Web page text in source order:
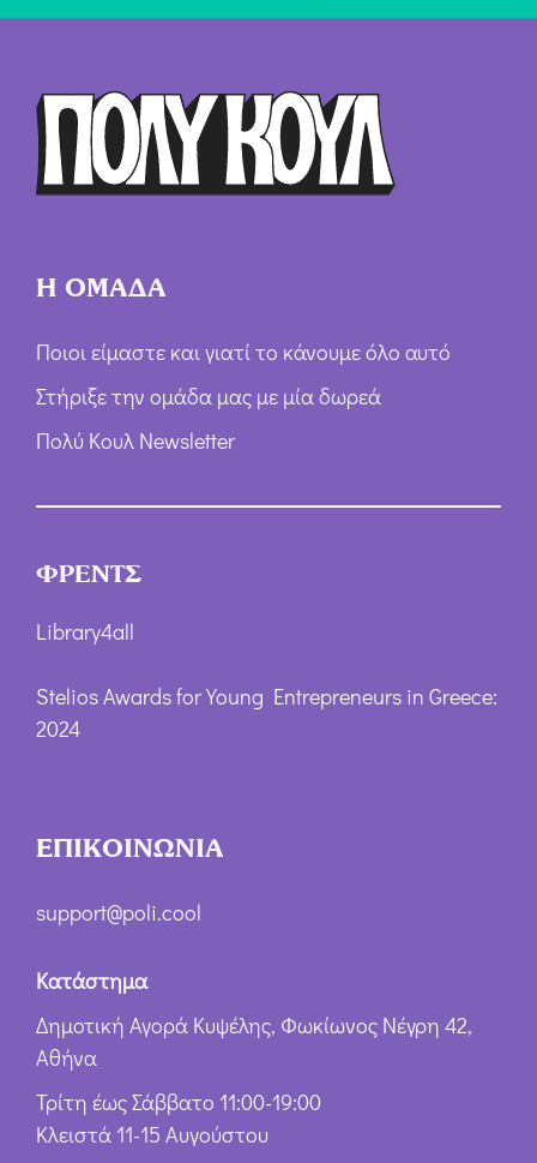
ή
Η ΟΜΑΔΑ
Ποιοι είμαστε και γιατί το κάνουμε όλο αυτό
Στήριξε την ομάδα μας με μία δωρεά
Πολύ Κουλ Newsletter
ΦΡΕΝΤΣ
Library4all
Stelios Awards for Young Entrepreneurs in Greece:
2024
ΕΠΙΚΟΙΝΩΝΙΑ
support@poli.cool
Κατάστημα
Δημοτική Αγορά Κυψέλης, Φωκίωνος Νέγρη 42,
Αθήνα
Τρίτη έως Σάββατο 11:00-19:00
Κλειστά 11-15 Αυγούστου